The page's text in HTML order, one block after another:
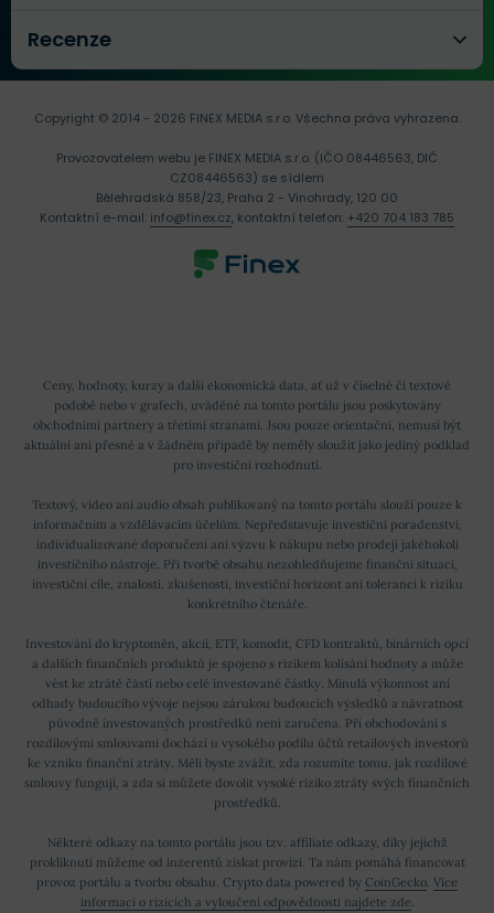
Recenze
Ceny, hodnoty, kurzy a další ekonomická data, ať už v číselné či textové
podobě nebo v grafech, uváděné na tomto portálu jsou poskytovány
obchodními partnery a třetími stranami. Jsou pouze orientační, nemusí být
aktuální ani přesné a v žádném případě by neměly sloužit jako jediný podklad
pro investiční rozhodnutí.
Textový, video ani audio obsah publikovaný na tomto portálu slouží pouze k
informačním a vzdělávacím účelům. Nepředstavuje investiční poradenství,
individualizované doporučení ani výzvu k nákupu nebo prodeji jakéhokoli
investičního nástroje. Při tvorbě obsahu nezohledňujeme finanční situaci,
investiční cíle, znalosti, zkušenosti, investiční horizont ani toleranci k riziku
konkrétního čtenáře.
Investování do kryptoměn, akcií, ETF, komodit, CFD kontraktů, binárních opcí
a dalších finančních produktů je spojeno s rizikem kolísání hodnoty a může
vést ke ztrátě části nebo celé investované částky. Minulá výkonnost ani
odhady budoucího vývoje nejsou zárukou budoucích výsledků a návratnost
původně investovaných prostředků není zaručena. Při obchodování s
rozdílovými smlouvami dochází u vysokého podílu účtů retailových investorů
ke vzniku finanční ztráty. Měli byste zvážit, zda rozumíte tomu, jak rozdílové
smlouvy fungují, a zda si můžete dovolit vysoké riziko ztráty svých finančních
prostředků.
Některé odkazy na tomto portálu jsou tzv. affiliate odkazy, díky jejichž
prokliknutí můžeme od inzerentů získat provizi. Ta nám pomáhá financovat
provoz portálu a tvorbu obsahu. Crypto data powered by CoinGecko Více
informací o rizicích a vyloučení odpovědnosti najdete zde
Copyright © 2014 - 2026 FINEX MEDIA s.r.o.Všechna práva vyhrazena.
Provozovatelem webu je FINEX MEDIA s.r.o. (IČO 08446563, DIČ
CZ08446563) se sídlem
Bělehradská 858/23, Praha 2 - Vinohrady, 120 00
Kontaktní e-mail: info@finex.cz, kontaktní telefon: +420 704 183 785